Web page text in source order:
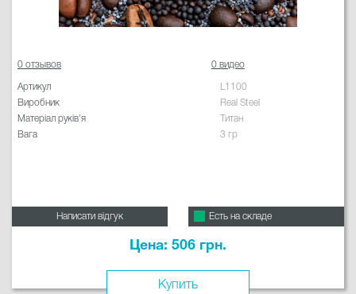
0 отзывов 0 видео
Артикул
L1100
Виробник
Real Steel
Матеріал руків'я
Титан
Вага
3 гр
Написати відгук Есть на складе
Цена: 506 грн.
Купить